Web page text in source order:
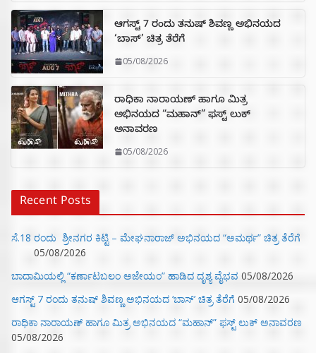
ಆಗಸ್ಟ್ 7 ರಂದು ತನುಷ್ ಶಿವಣ್ಣ ಅಭಿನಯದ
‘ಬಾಸ್’ ಚಿತ್ರ ತೆರೆಗೆ
05/08/2026
ರಾಧಿಕಾ ನಾರಾಯಣ್ ಹಾಗೂ ಮಿತ್ರ
ಅಭಿನಯದ “ಮಹಾನ್” ಫಸ್ಟ್ ಲುಕ್
ಅನಾವರಣ
05/08/2026
Recent Posts
ಸೆ.18 ರಂದು ಶ್ರೀನಗರ ಕಿಟ್ಟಿ – ಮೇಘನಾರಾಜ್ ಅಭಿನಯದ “ಅಮರ್ಥ” ಚಿತ್ರ ತೆರೆಗೆ
05/08/2026
ಬಾದಾಮಿಯಲ್ಲಿ “ಕರ್ಣಾಟಬಲಂ ಅಜೇಯಂ” ಹಾಡಿದ ದೃಶ್ಯ ವೈಭವ 05/08/2026
ಆಗಸ್ಟ್ 7 ರಂದು ತನುಷ್ ಶಿವಣ್ಣ ಅಭಿನಯದ ‘ಬಾಸ್’ ಚಿತ್ರ ತೆರೆಗೆ 05/08/2026
ರಾಧಿಕಾ ನಾರಾಯಣ್ ಹಾಗೂ ಮಿತ್ರ ಅಭಿನಯದ “ಮಹಾನ್” ಫಸ್ಟ್ ಲುಕ್ ಅನಾವರಣ
05/08/2026